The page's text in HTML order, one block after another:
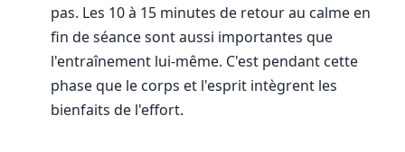
pas. Les 10 à 15 minutes de retour au calme en
fin de séance sont aussi importantes que
l'entraînement lui-même. C'est pendant cette
phase que le corps et l'esprit intègrent les
bienfaits de l'effort.